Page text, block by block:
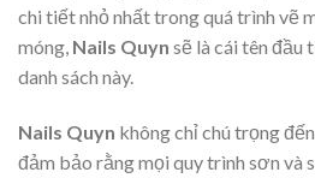
chi tiết nhỏ nhất trong quá trình vẽ
móng, Nails Quyn sẽ là cái tên đầu
danh sách này.
Nails Quyn không chỉ chú trọng
đảm bảo rằng mọi quy trình sơn và